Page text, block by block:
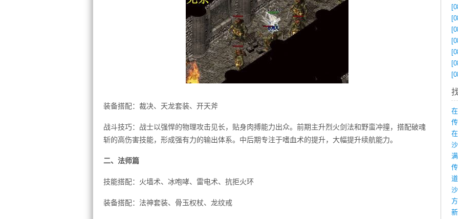
装备搭配：裁决、天龙套装、开天斧
战斗技巧：战士以强悍的物理攻击见长，贴身肉搏能力出众。前期主升烈火剑法和野蛮冲撞，搭配破魂
斩的高伤害技能，形成强有力的输出体系。中后期专注于嗜血术的提升，大幅提升续航能力。
二、法师篇
技能搭配：火墙术、冰咆哮、雷电术、抗拒火环
装备搭配：法神套装、骨玉权杖、龙纹戒